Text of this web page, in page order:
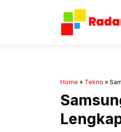
Home » Tekno »